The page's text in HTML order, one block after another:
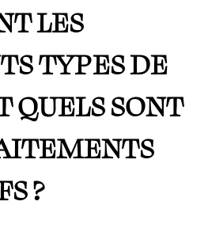
LES
TYPES DE
QUELS SONT
?